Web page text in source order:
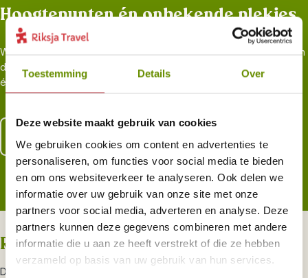
Toestemming Details Over
Deze website maakt gebruik van cookies
We gebruiken cookies om content en advertenties te
personaliseren, om functies voor social media te bieden
en om ons websiteverkeer te analyseren. Ook delen we
informatie over uw gebruik van onze site met onze
partners voor social media, adverteren en analyse. Deze
partners kunnen deze gegevens combineren met andere
informatie die u aan ze heeft verstrekt of die ze hebben
verzameld op basis van uw gebruik van hun services.
Hoogtepunten én onbekende plekjes
We zijn er zelf vaak geweest en kiezen de slimste routes, weg van
de platgetrapte paden, maar juist naar de plekken waar je het land
écht leert kennen. Voor reizigers, door reizigers.
Riksja brengt je dichterbij
De highlights van Borneo wil je natuurlijk niet missen, maar juist de